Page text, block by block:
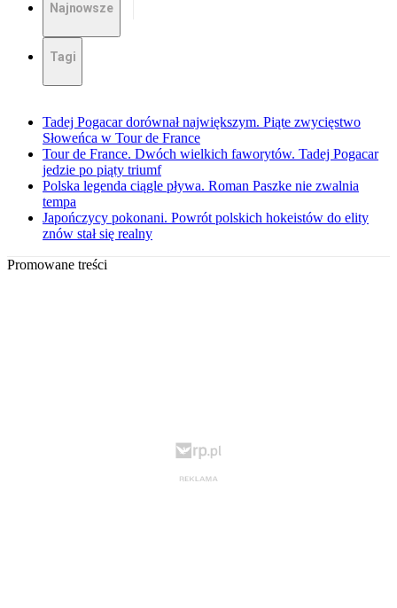
Najnowsze
Tagi
Tadej Pogacar dorównał największym. Piąte zwycięstwo
Słoweńca w Tour de France
Tour de France. Dwóch wielkich faworytów. Tadej Pogacar
jedzie po piąty triumf
Polska legenda ciągle pływa. Roman Paszke nie zwalnia
tempa
Japończycy pokonani. Powrót polskich hokeistów do elity
znów stał się realny
Promowane treści